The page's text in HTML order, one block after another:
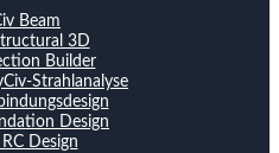
Beam
3D
Builder
Strahlanalyse
Design
Design